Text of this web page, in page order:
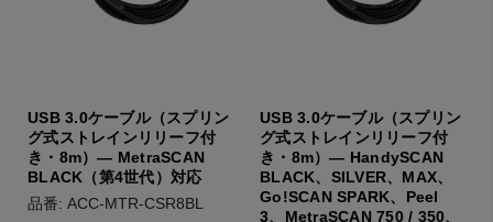
USB 3.0ケーブル（スプリン
グ式ストレインリリーフ付
き・8m）— MetraSCAN
BLACK（第4世代）対応
品番: ACC-MTR-CSR8BL
USB 3.0ケーブル（スプリン
グ式ストレインリリーフ付
き・8m）— HandySCAN
BLACK、SILVER、MAX、
Go!SCAN SPARK、Peel
3、MetraSCAN 750 / 350、